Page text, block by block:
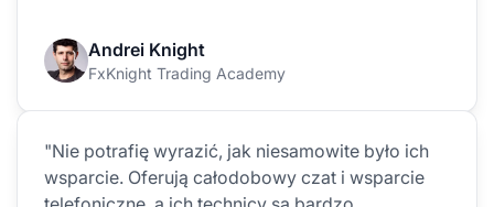
Andrei Knight
FxKnight Trading Academy
"Nie potrafię wyrazić, jak niesamowite było ich
wsparcie. Oferują całodobowy czat i wsparcie